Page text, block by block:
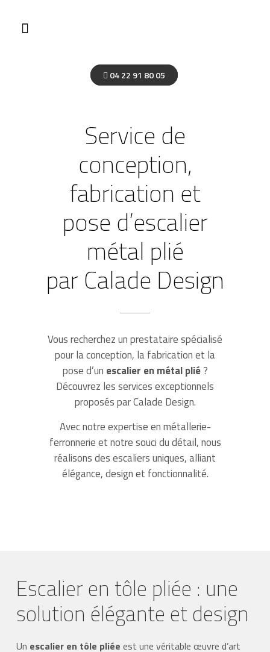
04 22 91 80 05
Service de
conception,
fabrication et
pose d’escalier
métal plié
par Calade Design
Vous recherchez un prestataire spécialisé
pour la conception, la fabrication et la
pose d’un escalier en métal plié?
Découvrez les services exceptionnels
proposés par Calade Design.
Avec notre expertise en métallerie-
ferronnerie et notre souci du détail, nous
réalisons des escaliers uniques, alliant
élégance, design et fonctionnalité.
Escalier en tôle pliée : une
solution élégante et design
Un escalier en tôle pliée est une véritable œuvre d’art